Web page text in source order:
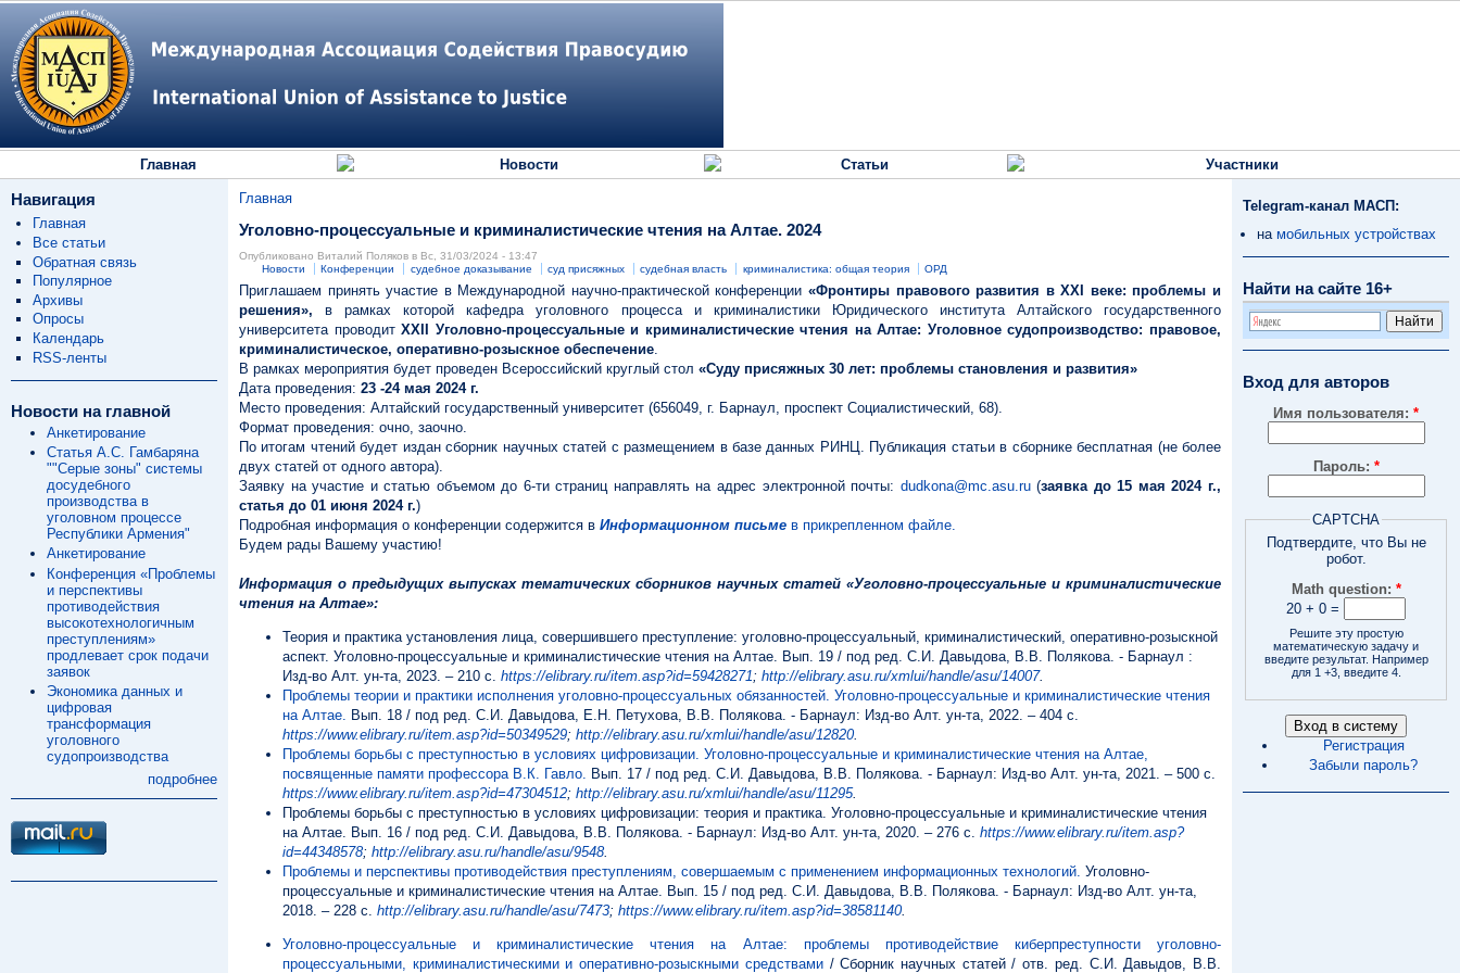
Главная Новости Статьи Участники
Навигация
Главная
Все статьи
Обратная связь
Популярное
Архивы
Опросы
Календарь
RSS-ленты
Новости на главной
Анкетирование
Статья А.С. Гамбаряна
""Серые зоны" системы
досудебного
производства в
уголовном процессе
Республики Армения"
Анкетирование
Конференция «Проблемы
и перспективы
противодействия
высокотехнологичным
преступлениям»
продлевает срок подачи
заявок
Экономика данных и
цифровая
трансформация
уголовного
судопроизводства
подробнее
Главная
Уголовно-процессуальные и криминалистические чтения на Алтае. 2024
Опубликовано Виталий Поляков в Вс, 31/03/2024 - 13:47
Новости
Конференции судебное доказывание суд присяжных судебная власть криминалистика: общая теория ОРД
Приглашаем принять участие в Международной научно-практической конференции «Фронтиры правового развития в XXI веке: проблемы и
решения», в рамках которой кафедра уголовного процесса и криминалистики Юридического института Алтайского государственного
университета проводитХXII
Уголовно-процессуальные и криминалистические чтения на Алтае: Уголовное судопроизводство: правовое,
криминалистическое, оперативно-розыскное обеспечение.
В рамках мероприятия будет проведен Всероссийский круглый стол «Суду присяжных 30 лет: проблемы становления и развития»
Дата проведения: 23 -24 мая 2024 г.
Место проведения: Алтайский государственный университет (656049, г. Барнаул, проспект Социалистический, 68).
Формат проведения: очно, заочно.
По итогам чтений будет издан сборник научных статей с размещением в базе данных РИНЦ. Публикация статьи в сборнике бесплатная (не более
двух статей от одного автора).
Заявку на участие и статью объемом до 6-ти страниц направлять на адрес электронной почты: dudkona@mc.asu.ru(заявка до 15 мая 2024 г.,
статья до 01 июня 2024 г.)
Подробная информация о конференции содержится в Информационном письме в прикрепленном файле.
Будем рады Вашему участию!
Информация о предыдущих выпусках тематических сборников научных статей «Уголовно-процессуальные и криминалистические
чтения на Алтае»:
Теория и практика установления лица, совершившего преступление: уголовно-процессуальный, криминалистический, оперативно-розыскной
аспект. Уголовно-процессуальные и криминалистические чтения на Алтае. Вып. 19 / под ред. С.И. Давыдова, В.В. Полякова. - Барнаул :
Изд-во Алт. ун-та, 2023. – 210 с. https://elibrary.ru/item.asp?id=59428271; http://elibrary.asu.ru/xmlui/handle/asu/14007.
Проблемы теории и практики исполнения уголовно-процессуальных обязанностей. Уголовно-процессуальные и криминалистические чтения
на Алтае. Вып. 18 / под ред. С.И. Давыдова, Е.Н. Петухова, В.В. Полякова. - Барнаул: Изд-во Алт. ун-та, 2022. – 404 с.
https://www.elibrary.ru/item.asp?id=50349529; http://elibrary.asu.ru/xmlui/handle/asu/12820.
Проблемы борьбы с преступностью в условиях цифровизации. Уголовно-процессуальные и криминалистические чтения на Алтае,
посвященные памяти профессора В.К. Гавло. Вып. 17 / под ред. С.И. Давыдова, В.В. Полякова. - Барнаул: Изд-во Алт. ун-та, 2021. – 500 с.
https://www.elibrary.ru/item.asp?id=47304512; http://elibrary.asu.ru/xmlui/handle/asu/11295.
Проблемы борьбы с преступностью в условиях цифровизации: теория и практика. Уголовно-процессуальные и криминалистические чтения
на Алтае. Вып. 16 / под ред. С.И. Давыдова, В.В. Полякова. - Барнаул: Изд-во Алт. ун-та, 2020. – 276 с. https://www.elibrary.ru/item.asp?
id=44348578; http://elibrary.asu.ru/handle/asu/9548.
Проблемы и перспективы противодействия преступлениям, совершаемым с применением информационных технологий. Уголовно-
процессуальные и криминалистические чтения на Алтае. Вып. 15 / под ред. С.И. Давыдова, В.В. Полякова. - Барнаул: Изд-во Алт. ун-та,
2018. – 228 с. http://elibrary.asu.ru/handle/asu/7473; https://www.elibrary.ru/item.asp?id=38581140.
Уголовно-процессуальные и криминалистические чтения на Алтае: проблемы противодействие киберпреступности уголовно-
процессуальными, криминалистическими и оперативно-розыскными средствами/ Сборник научных статей / отв. ред. С.И. Давыдов, В.В.
Telegram-канал МАСП:
на мобильных устройствах
Найти на сайте 16+
Вход для авторов
Имя пользователя: *
Пароль: *
CAPTCHA
Подтвердите, что Вы не
робот.
Math question: *
20 + 0 =
Решите эту простую
математическую задачу и
введите результат. Например
для 1 +3, введите 4.
Регистрация
Забыли пароль?